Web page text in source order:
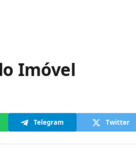
Imóvel
Telegram Twitter